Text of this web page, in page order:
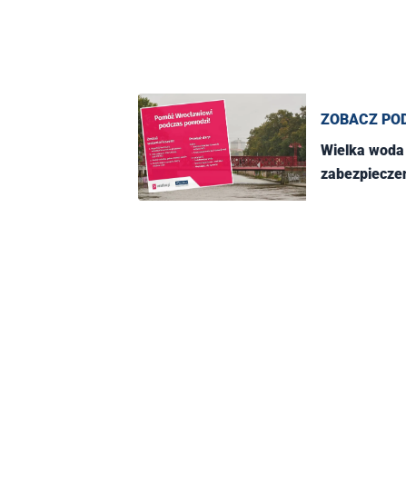
ZOBACZ
Wielka